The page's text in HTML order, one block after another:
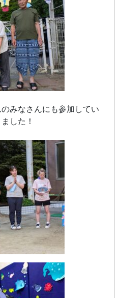
みなさんにも参加してい
した！